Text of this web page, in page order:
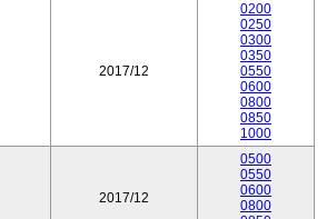
2017/12
0200
0250
0300
0350
0550
0600
0800
0850
1000
2017/12
0500
0550
0600
0800